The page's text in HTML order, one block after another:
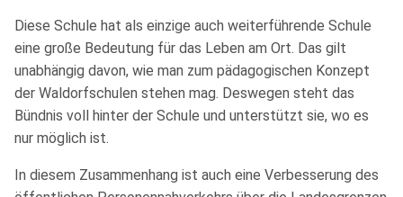
Diese Schule hat als einzige auch weiterführende Schule
eine große Bedeutung für das Leben am Ort. Das gilt
unabhängig davon, wie man zum pädagogischen Konzept
der Waldorfschulen stehen mag. Deswegen steht das
Bündnis voll hinter der Schule und unterstützt sie, wo es
nur möglich ist.
In diesem Zusammenhang ist auch eine Verbesserung des